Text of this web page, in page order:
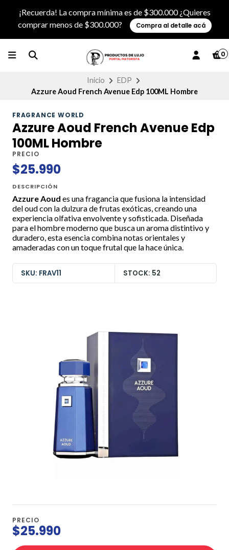
¡Recuerda! La compra mínima es de $300.000 ¿Quieres
comprar menos de $300.000?
Compra al detalle acá
0
Inicio
EDP
Azzure Aoud French Avenue Edp 100ML Hombre
FRAGRANCE WORLD
Azzure Aoud French Avenue Edp
100ML Hombre
PRECIO
$25.990
DESCRIPCIÓN
Azzure Aoud es una fragancia que fusiona la intensidad
del oud con la dulzura de frutas exóticas, creando una
experiencia olfativa envolvente y sofisticada. Diseñada
para el hombre moderno que busca un aroma distintivo y
duradero, esta esencia combina notas orientales y
amaderadas con un toque frutal que la hace única.
SKU: FRAV11 STOCK: 52
PRECIO
$25.990